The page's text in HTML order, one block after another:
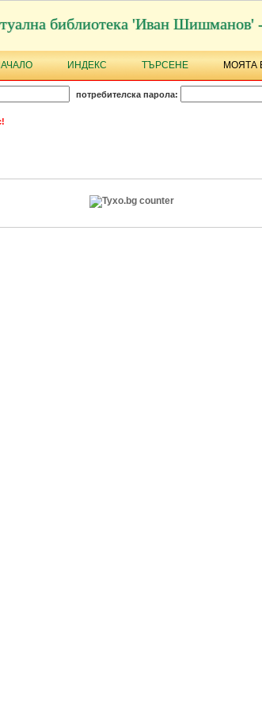
библиотека 'Иван Шишманов'
ИНДЕКС ТЪРСЕНЕ МОЯТА
потребителска парола: